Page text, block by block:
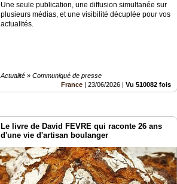
Une seule publication, une diffusion simultanée sur
plusieurs médias, et une visibilité décuplée pour vos
actualités.
Actualité » Communiqué de presse
France |23/06/2026 |Vu 510082 fois
Le livre de David FEVRE qui raconte 26 ans
d'une vie d'artisan boulanger